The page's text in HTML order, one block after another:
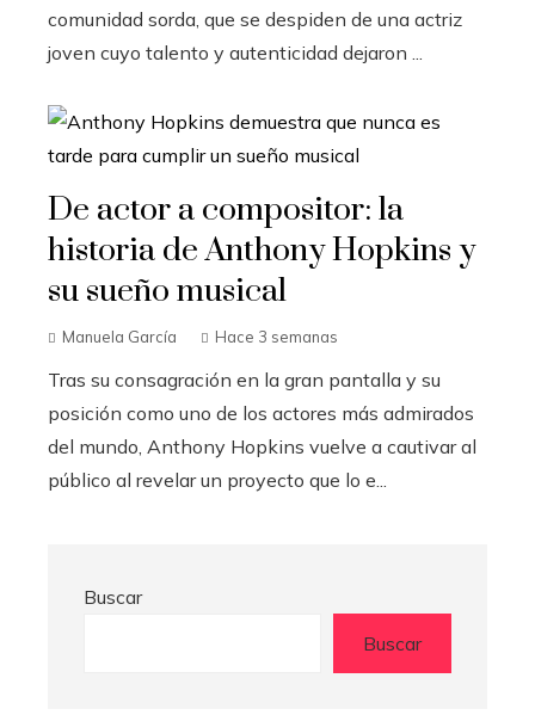
comunidad sorda, que se despiden de una actriz
joven cuyo talento y autenticidad dejaron ...
De actor a compositor: la
historia de Anthony Hopkins y
su sueño musical
Manuela García Hace 3 semanas
Tras su consagración en la gran pantalla y su
posición como uno de los actores más admirados
del mundo, Anthony Hopkins vuelve a cautivar al
público al revelar un proyecto que lo e...
Buscar
Buscar